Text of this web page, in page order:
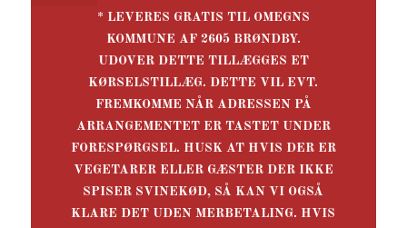
* LEVERES GRATIS TIL OMEGNS
KOMMUNE AF 2605 BRØNDBY.
UDOVER DETTE TILLÆGGES ET
KØRSELSTILLÆG. DETTE VIL EVT.
FREMKOMME NÅR ADRESSEN PÅ
ARRANGEMENTET ER TASTET UNDER
FORESPØRGSEL. HUSK AT HVIS DER ER
VEGETARER ELLER GÆSTER DER IKKE
SPISER SVINEKØD, SÅ KAN VI OGSÅ
KLARE DET UDEN MERBETALING. HVIS